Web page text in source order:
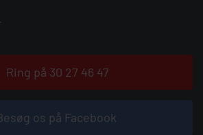
Ring på 30 27 46 47
os på Facebook